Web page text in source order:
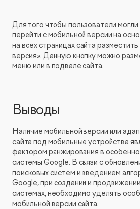
Для того чтобы пользователи
перейти с мобильной версии на
на всех страницах сайта
версия». Данную кнопку можно
меню или в подвале сайта.
Выводы
Наличие мобильной версии или
сайта под мобильные устройства
фактором ранжирования в
системы Google. В связи с
поисковых систем и введением
Google, при создании и
системах, необходимо уделять
мобильной версии сайта.